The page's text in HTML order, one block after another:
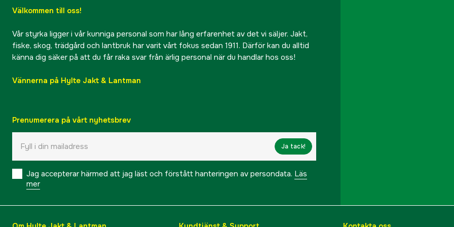
Välkommen till oss!
Vår styrka ligger i vår kunniga personal som har lång erfarenhet av det vi säljer. Jakt,
fiske, skog, trädgård och lantbruk har varit vårt fokus sedan 1911. Därför kan du alltid
känna dig säker på att du får raka svar från ärlig personal när du handlar hos oss!
Vännerna på Hylte Jakt & Lantman
Prenumerera på vårt nyhetsbrev
Ja tack!
Jag accepterar härmed att jag läst och förstått hanteringen av persondata. Läs
mer